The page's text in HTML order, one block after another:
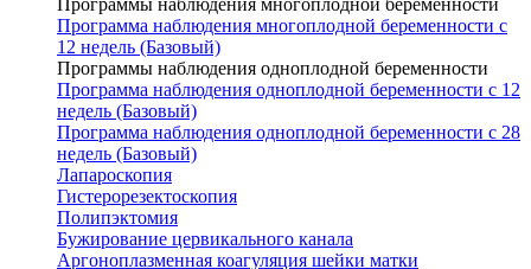
Программы наблюдения многоплодной беременности
Программа наблюдения многоплодной беременности с
12 недель (Базовый)
Программы наблюдения одноплодной беременности
Программа наблюдения одноплодной беременности с 12
недель (Базовый)
Программа наблюдения одноплодной беременности с 28
недель (Базовый)
Лапароскопия
Гистерорезектоскопия
Полипэктомия
Бужирование цервикального канала
Аргоноплазменная коагуляция шейки матки